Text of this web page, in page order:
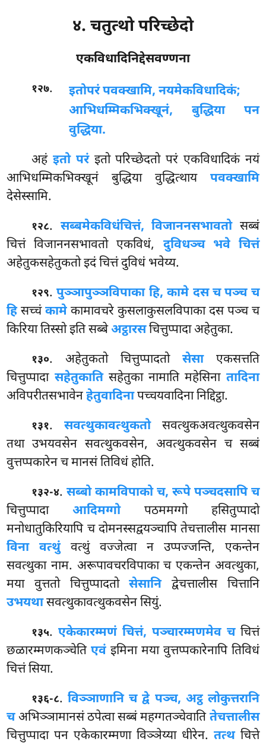
४. चतुत्थो परिच्छेदो
एकविधादिनिद्देसवण्णना
१२७. इतोपरं पवक्खामि, नयमेकविधादिकं;
आभिधम्मिकभिक्खूनं, बुद्धिया पन
वुद्धिया.
अहं इतो परंइतो परिच्छेदतो परं एकविधादिकं नयं
आभिधम्मिकभिक्खूनं बुद्धिया वुद्धित्थाय पवक्खामि
देसेस्सामि.
१२८. सब्बमेकविधंचित्तं, विजाननसभावतोसब्बं
चित्तं विजाननसभावतो एकविधं, दुविधञ्च भवे चित्तं
अहेतुकसहेतुकतो इदं चित्तं दुविधं भवेय्य.
१२९.पुञ्ञापुञ्ञविपाका हि, कामे दस च पञ्च च
हिसच्चंकामे कामावचरे कुसलाकुसलविपाका दस पञ्च च
किरिया तिस्सो इति सब्बेअट्ठारसचित्तुप्पादा अहेतुका.
१३०. अहेतुकतो चित्तुप्पादतो सेसाएकसत्तति
चित्तुप्पादा सहेतुकातिसहेतुका नामाति महेसिना तादिना
अविपरीतसभावेनहेतुवादिनापच्चयवादिना निद्दिट्ठा.
१३१. सवत्थुकावत्थुकतोसवत्थुकअवत्थुकवसेन
तथा उभयवसेन सवत्थुकवसेन, अवत्थुकवसेन च सब्बं
वुत्तप्पकारेन च मानसं तिविधं होति.
१३२-४. सब्बो कामविपाको च, रूपे पञ्चदसापि च
चित्तुप्पादाआदिमग्गोपठममग्गो हसितुप्पादो
मनोधातुकिरियापि च दोमनस्सद्वयञ्चापि तेचत्तालीस मानसा
विना वत्थुंवत्थुं वज्जेत्वा न उप्पज्जन्ति, एकन्तेन
सवत्थुका नाम. अरूपावचरविपाका च एकन्तेन अवत्थुका,
मया वुत्ततो चित्तुप्पादतोसेसानिद्वेचत्तालीस चित्तानि
उभयथासवत्थुकावत्थुकवसेन सियुं.
१३५. एकेकारम्मणं चित्तं, पञ्चारम्मणमेव चचित्तं
छळारम्मणकञ्चेतिएवं इमिना मया वुत्तप्पकारेनापि तिविधं
चित्तं सिया.
१३६-८.विञ्ञाणानि च द्वे पञ्च, अट्ठ लोकुत्तरानि
चअभिञ्ञामानसं ठपेत्वा सब्बं महग्गतञ्चेवातितेचत्तालीस
चित्तुप्पादा पन एकेकारम्मणा विञ्ञेय्या धीरेन. तत्थचित्ते